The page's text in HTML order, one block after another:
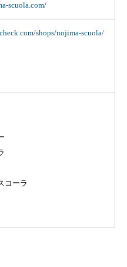
scuola.com/
shops/nojima-scuola/
コーラ